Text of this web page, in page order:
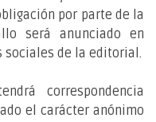
por parte de la
será anunciado en
sociales de la editorial.
correspondencia
el carácter anónimo